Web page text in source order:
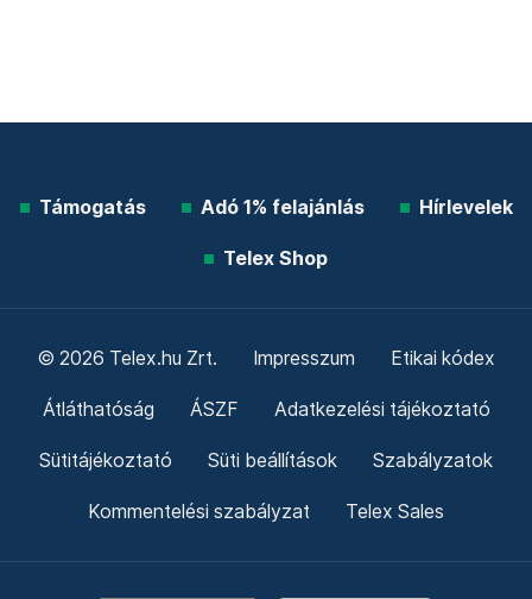
Támogatás Adó 1% felajánlás Hírlevelek
Telex Shop
© 2026 Telex.hu Zrt. Impresszum Etikai kódex
Átláthatóság ÁSZF Adatkezelési tájékoztató
Sütitájékoztató Süti beállítások Szabályzatok
Kommentelési szabályzat Telex Sales